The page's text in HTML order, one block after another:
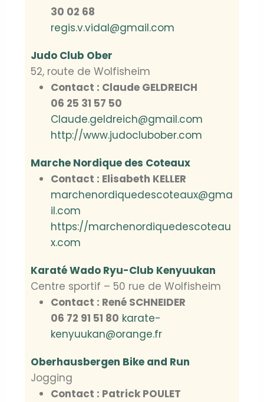
30 02 68
regis.v.vidal@gmail.com
Judo Club Ober
52, route de Wolfisheim
Contact : Claude GELDREICH
06 25 31 57 50
Claude.geldreich@gmail.com
http://www.judoclubober.com
Marche Nordique des Coteaux
Contact : Elisabeth KELLER
marchenordiquedescoteaux@gma
il.com
https://marchenordiquedescoteau
x.com
Karaté Wado Ryu-Club Kenyuukan
Centre sportif – 50 rue de Wolfisheim
Contact : René SCHNEIDER
06 72 91 51 80 karate-
kenyuukan@orange.fr
Oberhausbergen Bike and Run
Jogging
Contact : Patrick POULET